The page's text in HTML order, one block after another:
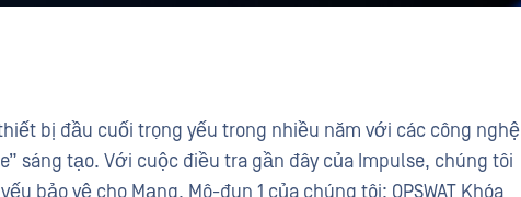
thiết bị đầu cuối trọng yếu trong nhiều năm với các công nghệ
sáng tạo. Với cuộc điều tra gần đây của Impulse, chúng tôi
bảo vệ cho Mạng. Mô-đun 1 của chúng tôi: OPSWAT Khóa